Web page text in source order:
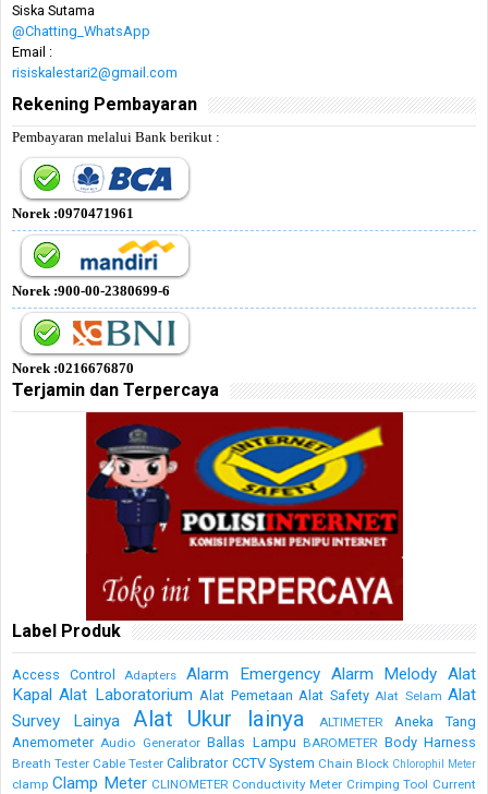
Siska Sutama
@Chatting_WhatsApp
Email :
risiskalestari2@gmail.com
Rekening Pembayaran
Pembayaran melalui Bank berikut :
Norek :0970471961
Norek :900-00-2380699-6
Norek :0216676870
Terjamin dan Terpercaya
Label Produk
Access Control Adapters Alarm Emergency Alarm Melody Alat
Kapal Alat Laboratorium Alat Pemetaan Alat Safety Alat Selam Alat
Survey Lainya
Alat Ukur lainya ALTIMETER
Aneka Tang
Anemometer Audio Generator Ballas Lampu BAROMETER Body Harness
Breath Tester Cable Tester Calibrator CCTV System Chain Block Chlorophil Meter
clamp Clamp Meter CLINOMETER Conductivity Meter Crimping Tool Current